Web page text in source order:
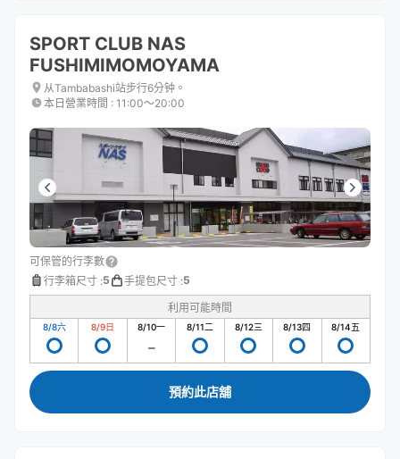
SPORT CLUB NAS
FUSHIMIMOMOYAMA
从Tambabashi站步行6分钟。
本日營業時間 : 11:00〜20:00
可保管的行李數
行李箱尺寸 :5 手提包尺寸 :5
利用可能時間
8/8六 8/9日 8/10一 8/11二 8/12三 8/13四 8/14五
預約此店舖